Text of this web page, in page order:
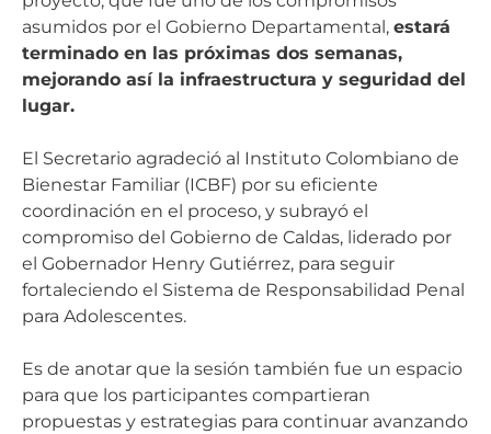
asumidos por el Gobierno Departamental, estará
terminado en las próximas dos semanas,
mejorando así la infraestructura y seguridad del
lugar.
El Secretario agradeció al Instituto Colombiano de
Bienestar Familiar (ICBF) por su eficiente
coordinación en el proceso, y subrayó el
compromiso del Gobierno de Caldas, liderado por
el Gobernador Henry Gutiérrez, para seguir
fortaleciendo el Sistema de Responsabilidad Penal
para Adolescentes.
Es de anotar que la sesión también fue un espacio
para que los participantes compartieran
propuestas y estrategias para continuar avanzando